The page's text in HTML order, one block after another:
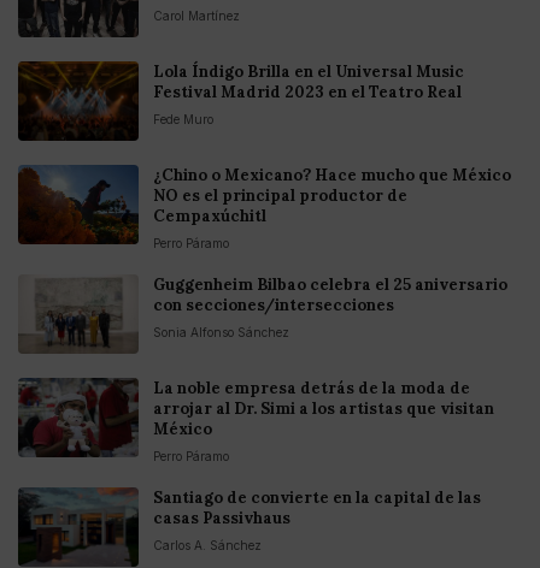
Carol Martínez
Lola Índigo Brilla en el Universal Music
Festival Madrid 2023 en el Teatro Real
Fede Muro
¿Chino o Mexicano? Hace mucho que México
NO es el principal productor de
Cempaxúchitl
Perro Páramo
Guggenheim Bilbao celebra el 25 aniversario
con secciones/intersecciones
Sonia Alfonso Sánchez
La noble empresa detrás de la moda de
arrojar al Dr. Simi a los artistas que visitan
México
Perro Páramo
Santiago de convierte en la capital de las
casas Passivhaus
Carlos A. Sánchez